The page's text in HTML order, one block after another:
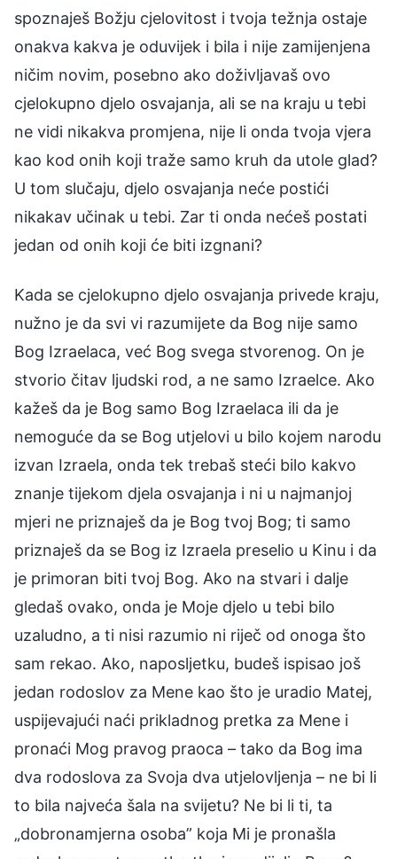
spoznaješ Božju cjelovitost i tvoja težnja ostaje
onakva kakva je oduvijek i bila i nije zamijenjena
ničim novim, posebno ako doživljavaš ovo
cjelokupno djelo osvajanja, ali se na kraju u tebi
ne vidi nikakva promjena, nije li onda tvoja vjera
kao kod onih koji traže samo kruh da utole glad?
U tom slučaju, djelo osvajanja neće postići
nikakav učinak u tebi. Zar ti onda nećeš postati
jedan od onih koji će biti izgnani?
Kada se cjelokupno djelo osvajanja privede kraju,
nužno je da svi vi razumijete da Bog nije samo
Bog Izraelaca, već Bog svega stvorenog. On je
stvorio čitav ljudski rod, a ne samo Izraelce. Ako
kažeš da je Bog samo Bog Izraelaca ili da je
nemoguće da se Bog utjelovi u bilo kojem narodu
izvan Izraela, onda tek trebaš steći bilo kakvo
znanje tijekom djela osvajanja i ni u najmanjoj
mjeri ne priznaješ da je Bog tvoj Bog; ti samo
priznaješ da se Bog iz Izraela preselio u Kinu i da
je primoran biti tvoj Bog. Ako na stvari i dalje
gledaš ovako, onda je Moje djelo u tebi bilo
uzaludno, a ti nisi razumio ni riječ od onoga što
sam rekao. Ako, naposljetku, budeš ispisao još
jedan rodoslov za Mene kao što je uradio Matej,
uspijevajući naći prikladnog pretka za Mene i
pronaći Mog pravog praoca – tako da Bog ima
dva rodoslova za Svoja dva utjelovljenja – ne bi li
to bila najveća šala na svijetu? Ne bi li ti, ta
„dobronamjerna osoba” koja Mi je pronašla